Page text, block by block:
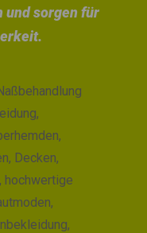
und sorgen für
Decken,
hochwertige